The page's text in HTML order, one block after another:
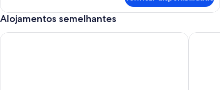
quarto:
Quarto
Alojamentos semelhantes
Villas diferentes de 2 a 12 pessoas na praia da testa